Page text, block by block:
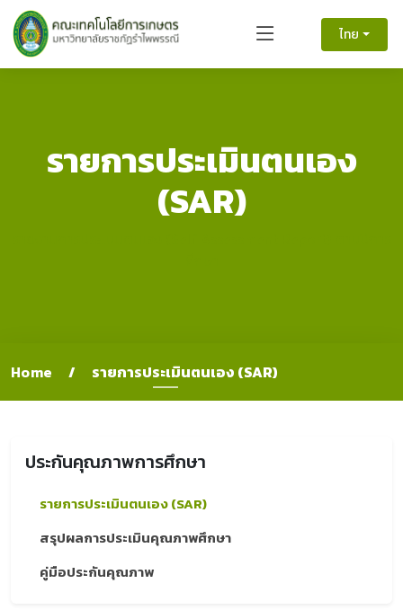
ไทย
รายการประเมินตนเอง
(SAR)
Home รายการประเมินตนเอง (SAR)
ประกันคุณภาพการศึกษา
รายการประเมินตนเอง (SAR)
สรุปผลการประเมินคุณภาพศึกษา
คู่มือประกันคุณภาพ